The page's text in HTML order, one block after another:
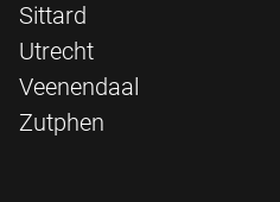
Sittard
Utrecht
Veenendaal
Zutphen